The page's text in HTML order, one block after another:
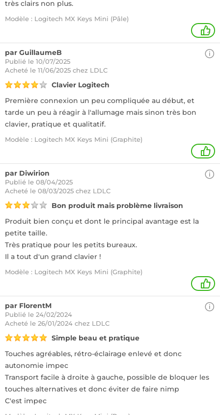
très clairs non plus.
Modèle : Logitech MX Keys Mini (Pâle)
2
par GuillaumeB
Publié le 10/07/2025
Acheté le 11/06/2025 chez LDLC
Clavier Logitech
Première connexion un peu compliquée au début, et
tarde un peu à réagir à l'allumage mais sinon très bon
clavier, pratique et qualitatif.
Modèle : Logitech MX Keys Mini (Graphite)
1
par Diwirion
Publié le 08/04/2025
Acheté le 08/03/2025 chez LDLC
Bon produit mais problème livraison
Produit bien conçu et dont le principal avantage est la
petite taille.
Très pratique pour les petits bureaux.
Il a tout d'un grand clavier !
Modèle : Logitech MX Keys Mini (Graphite)
1
par FlorentM
Publié le 24/02/2024
Acheté le 26/01/2024 chez LDLC
Simple beau et pratique
Touches agréables, rétro-éclairage enlevé et donc
autonomie impec
Transport facile à droite à gauche, possible de bloquer les
touches alternatives et donc éviter de faire nimp
C'est impec